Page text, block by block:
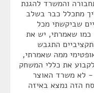
והמשרד להגנת
מתכלל כבר בשלב
שביקשתי מכל
כמו שאמרתי, יש את
התגבש
ממה שאמרתי,
את כללי המשחק
- לא משרד האוצר
הזה נמצא באיזה